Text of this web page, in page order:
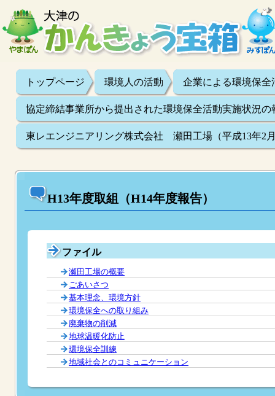
トップページ 環境人の活動 企業による環境保全
協定締結事業所から提出された環境保全活動実施状況の
東レエンジニアリング株式会社 瀬田工場（平成13年2
H13年度取組（H14年度報告）
ファイル
瀬田工場の概要
ごあいさつ
基本理念、環境方針
環境保全への取り組み
廃棄物の削減
地球温暖化防止
環境保全訓練
地域社会とのコミュニケーション